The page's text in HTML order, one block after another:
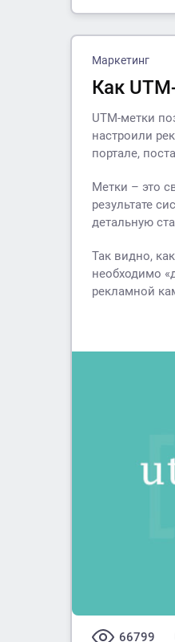
Маркетинг
Как
UTM-метки
настроили
портале,
Метки – это
результате
детальную
Так видно,
необходимо
рекламной
66799